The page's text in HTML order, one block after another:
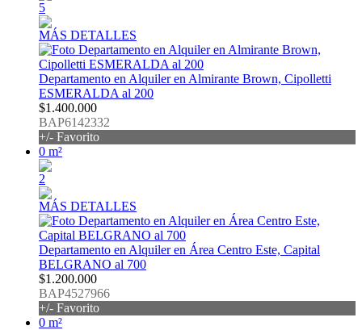
5
MÁS DETALLES
Departamento en Alquiler en Almirante Brown, Cipolletti
ESMERALDA al 200
$1.400.000
BAP6142332
+/- Favorito
0 m²
2
MÁS DETALLES
Departamento en Alquiler en Área Centro Este, Capital
BELGRANO al 700
$1.200.000
BAP4527966
+/- Favorito
0 m²